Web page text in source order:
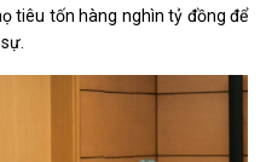
tiêu tốn hàng nghìn tỷ đồng để